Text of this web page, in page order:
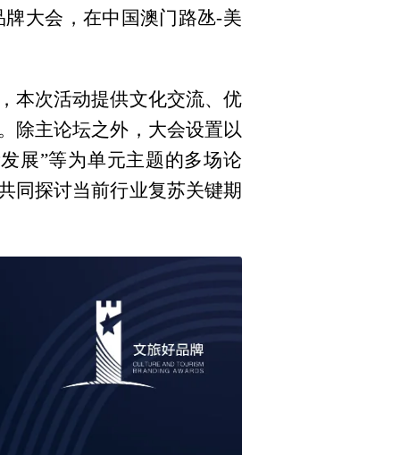
大会，在中国澳门路氹-美
本次活动提供文化交流、优
除主论坛之外，大会设置以
展”等为单元主题的多场论
同探讨当前行业复苏关键期